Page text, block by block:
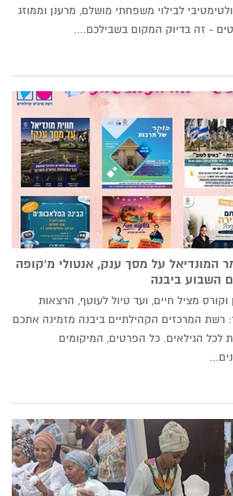
לבילוי משפחתי מושלם, מרענן וממוזג
- זה בדיוק המקום בשבילכם....
המונדיאל על מסך ענק, אנטולי מ'קופה
השבוע ביבנה
מציל חיים, ועד טיול לעוטף, הרצאות
רשת המרכזים הקהילתיים ביבנה מזמינה אתכם
לכל הגילאים. כל הפרטים, המיקומים